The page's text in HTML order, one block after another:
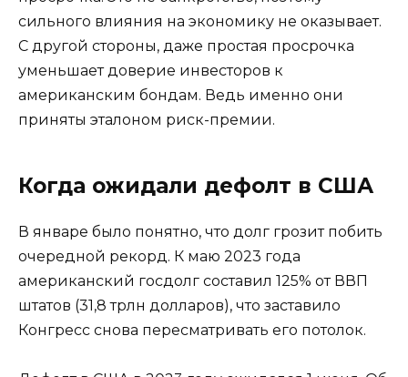
сильного влияния на экономику не оказывает.
С другой стороны, даже простая просрочка
уменьшает доверие инвесторов к
американским бондам. Ведь именно они
приняты эталоном риск-премии.
Когда ожидали дефолт в США
В январе было понятно, что долг грозит побить
очередной рекорд. К маю 2023 года
американский госдолг составил 125% от ВВП
штатов (31,8 трлн долларов), что заставило
Конгресс снова пересматривать его потолок.